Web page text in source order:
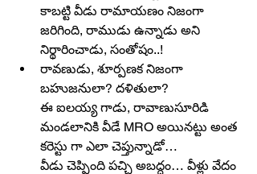
కాబట్టి వీడు రామాయణం నిజంగా
జరిగింది, రాముడు ఉన్నాడు అని
నిర్థారించాడు, సంతోషం..!
రావణుడు, శూర్పణక నిజంగా
బహుజనులా? దళితులా?
ఈ ఐలయ్య గాడు, రావాణుసూరిడి
మండలానికి వీడే MRO అయినట్టు అంత
కరెస్టు గా ఎలా చెప్తున్నాడో…
వీడు చెప్పింది పచ్చి అబద్ధం… వీళ్లు వేదం